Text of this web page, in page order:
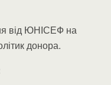
від ЮНІСЕФ на
донора.